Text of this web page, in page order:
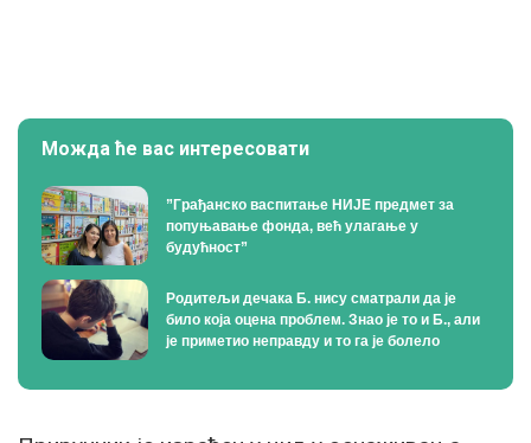
Можда ће вас интересовати
”Грађанско васпитање НИЈЕ предмет за
попуњавање фонда, већ улагање у
будућност”
Родитељи дечака Б. нису сматрали да је
било која оцена проблем. Знао је то и Б., али
је приметио неправду и то га је болело